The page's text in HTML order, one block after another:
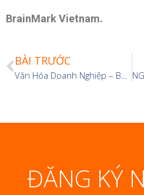
BrainMark Vietnam.
BÀI TRƯỚC
ĐĂNG KÝ